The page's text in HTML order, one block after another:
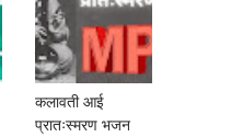
कलावती आई
प्रातःस्मरण भजन